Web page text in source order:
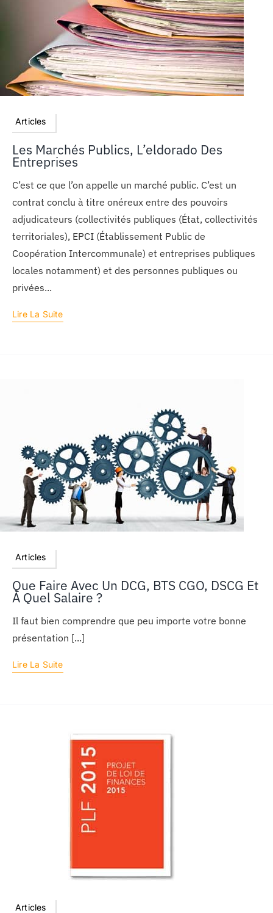
Articles
Les Marchés Publics, L’eldorado Des
Entreprises
C’est ce que l’on appelle un marché public. C’est un
contrat conclu à titre onéreux entre des pouvoirs
adjudicateurs (collectivités publiques (État, collectivités
territoriales), EPCI (Établissement Public de
Coopération Intercommunale) et entreprises publiques
locales notamment) et des personnes publiques ou
privées...
Lire La Suite
Articles
Que Faire Avec Un DCG, BTS CGO, DSCG Et
À Quel Salaire ?
Il faut bien comprendre que peu importe votre bonne
présentation [...]
Lire La Suite
Articles